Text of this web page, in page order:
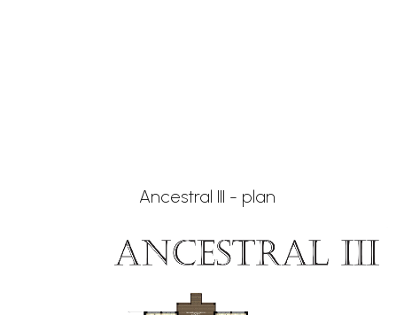
Ancestral III - plan